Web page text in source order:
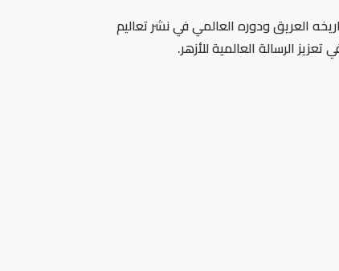
العريق ودوره العالمي في نشر تعاليم
الرسالة العالمية للأزهر.